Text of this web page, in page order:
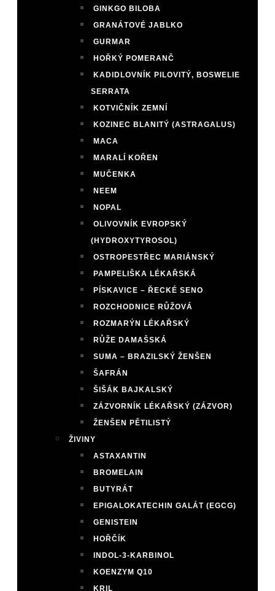
GINKGO BILOBA
GRANÁTOVÉ JABLKO
GURMAR
HOŘKÝ POMERANČ
KADIDLOVNÍK PILOVITÝ, BOSWELIE
SERRATA
KOTVIČNÍK ZEMNÍ
KOZINEC BLANITÝ (ASTRAGALUS)
MACA
MARALÍ KOŘEN
MUČENKA
NEEM
NOPAL
OLIVOVNÍK EVROPSKÝ
(HYDROXYTYROSOL)
OSTROPESTŘEC MARIÁNSKÝ
PAMPELIŠKA LÉKAŘSKÁ
PÍSKAVICE – ŘECKÉ SENO
ROZCHODNICE RŮŽOVÁ
ROZMARÝN LÉKAŘSKÝ
RŮŽE DAMAŠSKÁ
SUMA – BRAZILSKÝ ŽENŠEN
ŠAFRÁN
ŠIŠÁK BAJKALSKÝ
ZÁZVORNÍK LÉKAŘSKÝ (ZÁZVOR)
ŽENŠEN PĚTILISTÝ
ŽIVINY
ASTAXANTIN
BROMELAIN
BUTYRÁT
EPIGALOKATECHIN GALÁT (EGCG)
GENISTEIN
HOŘČÍK
INDOL-3-KARBINOL
KOENZYM Q10
KRIL